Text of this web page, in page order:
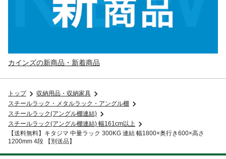
カインズの新商品・新着商品
トップ
収納用品・収納家具
スチールラック・メタルラック・アングル棚
スチールラック(アングル棚連結)
スチールラック(アングル棚連結) 幅161cm以上
【送料無料】キタジマ 中量ラック 300KG 連結 幅1800×奥行き600×高さ
1200mm 4段 【別送品】